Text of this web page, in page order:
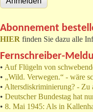
Abonnement
HIER finden Sie dazu alle
Fernschreiber-
• Auf Flügeln von
• „Wild. Verwegen.“ - wäre
• Altersdiskriminierung? - Zu
• Deutscher Bundestag hat
• 8. Mai 1945: Als in